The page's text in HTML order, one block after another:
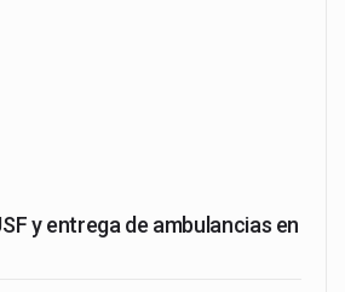
y entrega de ambulancias en